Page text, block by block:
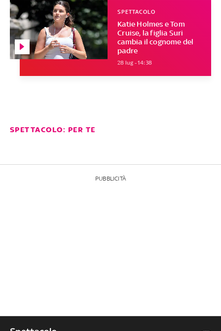
Katie Holmes e Tom
Cruise, la figlia Suri
cambia il cognome del
padre
SPETTACOLO
28 lug - 14:38
SPETTACOLO: PER TE
PUBBLICITÀ